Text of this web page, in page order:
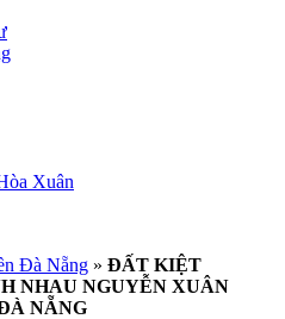
Xuân
Đà Nẵng » ĐẤT KIỆT
NHAU NGUYỄN XUÂN
NẴNG